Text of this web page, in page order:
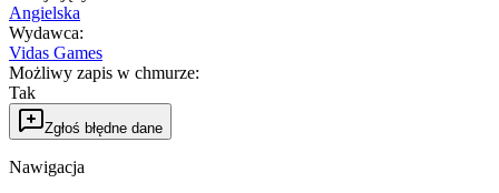
Angielska
Wydawca:
Vidas Games
Możliwy zapis w chmurze:
Tak
Zgłoś błędne dane
Nawigacja